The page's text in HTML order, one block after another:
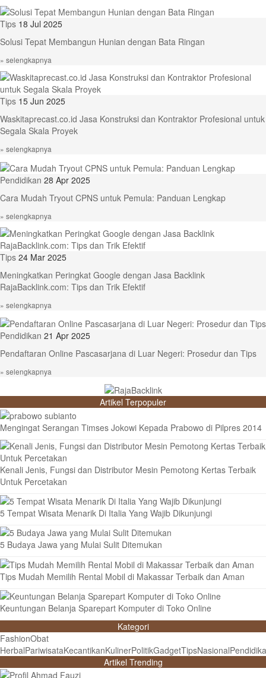
Tips 18 Jul 2025
Solusi Tepat Membangun Hunian dengan Bata Ringan
» selengkapnya
Tips 15 Jun 2025
Waskitaprecast.co.id Jasa Konstruksi dan Kontraktor Profesional untuk
Segala Skala Proyek
» selengkapnya
Pendidikan 28 Apr 2025
Cara Mudah Tryout CPNS untuk Pemula: Panduan Lengkap
» selengkapnya
Tips 24 Mar 2025
Meningkatkan Peringkat Google dengan Jasa Backlink
RajaBacklink.com: Tips dan Trik Efektif
» selengkapnya
Pendidikan 21 Apr 2025
Pendaftaran Online Pascasarjana di Luar Negeri: Prosedur dan Tips
» selengkapnya
Artikel Terpopuler
Mengingat Serangan Timses Jokowi Kepada Prabowo di Pilpres 2014
Kenali Jenis, Fungsi dan Distributor Mesin Pemotong Kertas Terbaik
Untuk Percetakan
5 Tempat Wisata Menarik Di Italia Yang Wajib Dikunjungi
5 Budaya Jawa yang Mulai Sulit Ditemukan
Tips Mudah Memilih Rental Mobil di Makassar Terbaik dan Aman
Keuntungan Belanja Sparepart Komputer di Toko Online
Kategori
FashionObat
HerbalPariwisataKecantikanKulinerPolitikGadgetTipsNasional
Artikel Trending